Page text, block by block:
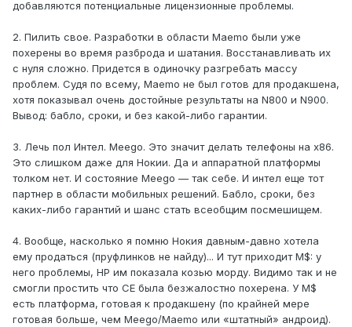
добавляются потенциальные лицензионные проблемы.
2. Пилить свое. Разработки в области Maemo были уже
похерены во время разброда и шатания. Восстанавливать их
с нуля сложно. Придется в одиночку разгребать массу
проблем. Судя по всему, Maemo не был готов для продакшена,
хотя показывал очень достойные результаты на N800 и N900.
Вывод: бабло, сроки, и без какой-либо гарантии.
3. Лечь пол Интел. Meego. Это значит делать телефоны на x86.
Это слишком даже для Нокии. Да и аппаратной платформы
толком нет. И состояние Meego — так себе. И интел еще тот
партнер в области мобильных решений. Бабло, сроки, без
каких-либо гарантий и шанс стать всеобщим посмешищем.
4. Вообще, насколько я помню Нокия давным-давно хотела
ему продаться (пруфлинков не найду)... И тут приходит M$: у
него проблемы, HP им показала козью морду. Видимо так и не
смогли простить что CE была безжалостно похерена. У M$
есть платформа, готовая к продакшену (по крайней мере
готовая больше, чем Meego/Maemo или «штатный» андроид).